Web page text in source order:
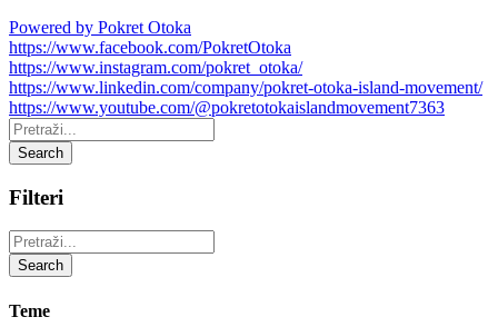
Powered by Pokret Otoka
https://www.facebook.com/PokretOtoka
https://www.instagram.com/pokret_otoka/
https://www.linkedin.com/company/pokret-otoka-island-movement/
https://www.youtube.com/@pokretotokaislandmovement7363
Pretraži:
Search
Filteri
Pretraži:
Search
Teme